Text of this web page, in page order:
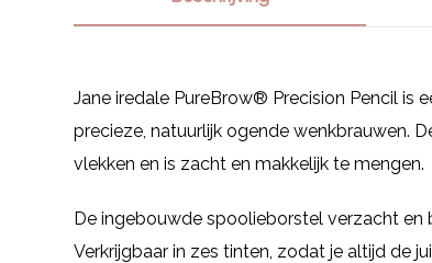
Jane iredale PureBrow® Precision Pencil
precieze, natuurlijk ogende wenkbrauwen.
vlekken en is zacht en makkelijk te mengen.
De ingebouwde spoolieborstel verzacht
Verkrijgbaar in zes tinten, zodat je altijd de